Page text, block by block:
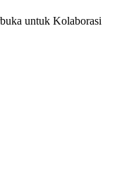
untuk Kolaborasi